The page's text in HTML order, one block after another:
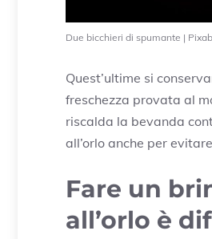
Due bicchieri di spumante |
Quest’ultime si
freschezza provata al
riscalda la bevanda
all’orlo anche per
Fare un
all’orlo è